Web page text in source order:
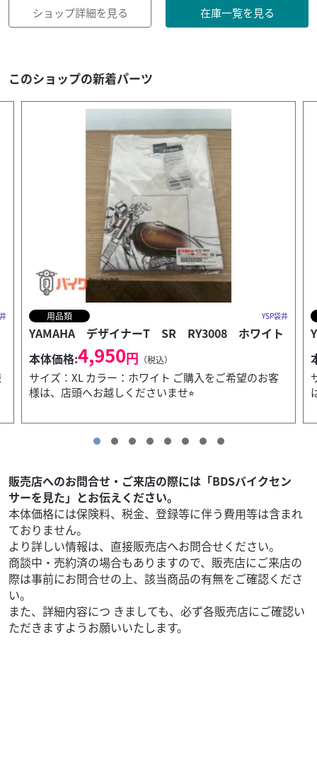
ショップ詳細を見る 在庫一覧を見る
このショップの新着パーツ
井 用品類 YSP袋井
YAMAHA デザイナーT SR RY3008 ブラック
本体価格:4,950円（税込）
サイズ：M カラー：ブラック ご購入をご希望のお客様
は、店頭へお越しくださいませ⭐︎
販売店へのお問合せ・ご来店の際には「BDSバイクセン
サーを見た」とお伝えください。
本体価格には保険料、税金、登録等に伴う費用等は含まれ
ておりません。
より詳しい情報は、直接販売店へお問合せください。
商談中・売約済の場合もありますので、販売店にご来店の
際は事前にお問合せの上、該当商品の有無をご確認くださ
い。
また、詳細内容につ きましても、必ず各販売店にご確認い
ただきますようお願いいたします。